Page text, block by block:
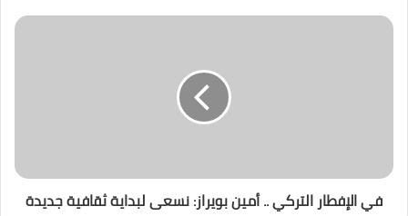
في الإفطار التركي .. أمين بويراز: نسعى لبداية ثقافية جديدة